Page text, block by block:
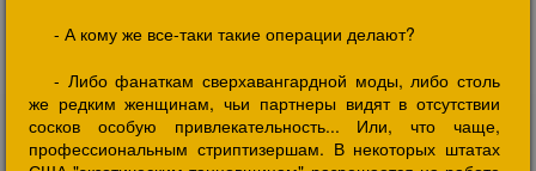
- А кому же все-таки такие операции делают?
- Либо фанаткам сверхавангардной моды, либо столь
же редким женщинам, чьи партнеры видят в отсутствии
сосков особую привлекательность... Или, что чаще,
профессиональным стриптизершам. В некоторых штатах